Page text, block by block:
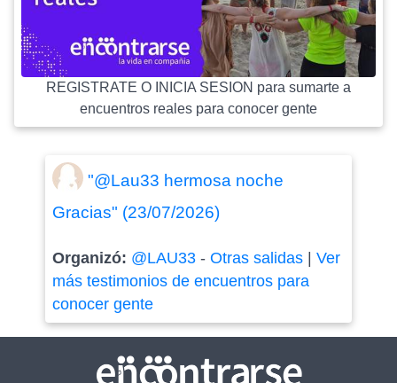
REGISTRATE O INICIA SESION para sumarte a
encuentros reales para conocer gente
"@Lau33 hermosa noche
Gracias" (23/07/2026)
Organizó: @LAU33- Otras salidas| Ver
más testimonios de encuentros para
conocer gente